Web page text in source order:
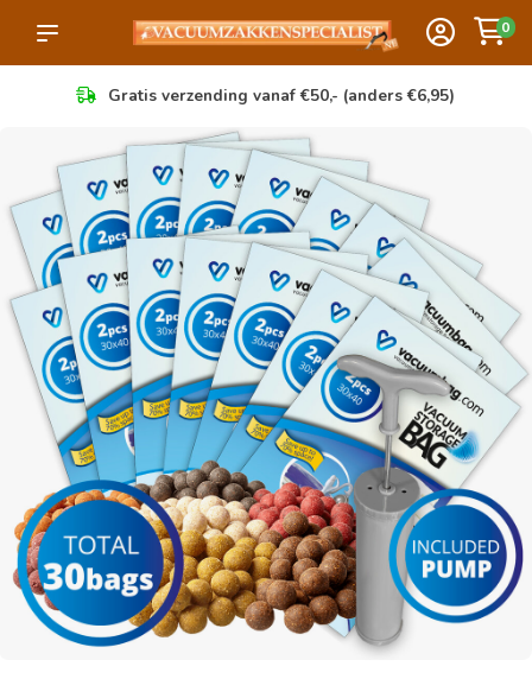
0
Gratis verzending vanaf €50,- (anders €6,95)